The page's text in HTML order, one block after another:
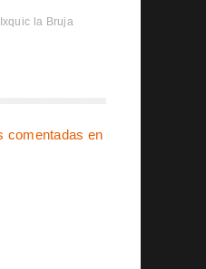
Ixquic la Bruja